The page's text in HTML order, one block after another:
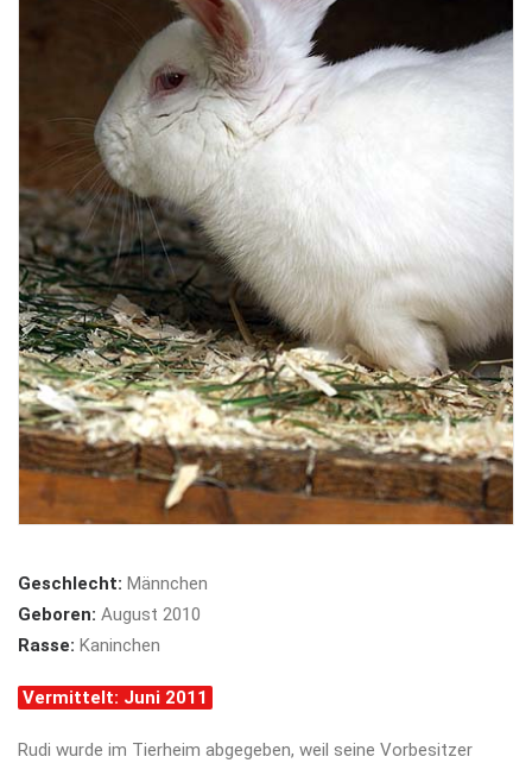
Geschlecht: Männchen
Geboren: August 2010
Rasse: Kaninchen
Vermittelt: Juni 2011
Rudi wurde im Tierheim abgegeben, weil seine Vorbesitzer